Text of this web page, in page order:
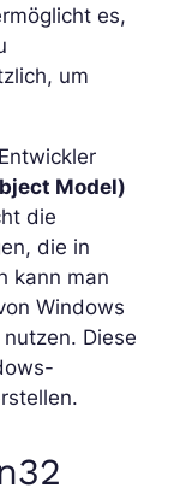
es,
um
Model)
die
die in
kann man
Windows
Diese